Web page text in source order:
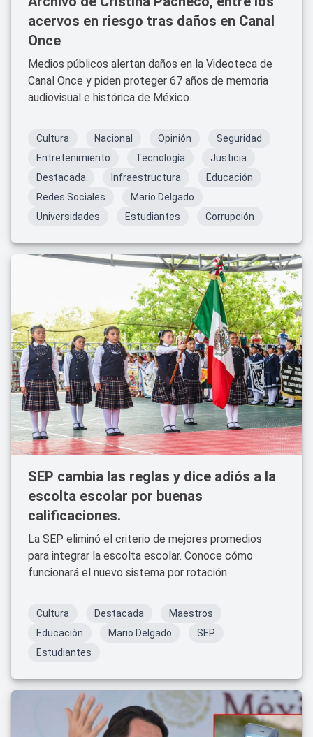
acervos en riesgo tras daños en Canal
Once
Medios públicos alertan daños en la Videoteca de
Canal Once y piden proteger 67 años de memoria
audiovisual e histórica de México.
Cultura Nacional Opinión
Seguridad
Entretenimiento
Tecnología
Justicia
Destacada
Infraestructura
Educación
Redes Sociales
Mario Delgado
Universidades
Estudiantes Corrupción
SEP cambia las reglas y dice adiós a la
escolta escolar por buenas
calificaciones.
La SEP eliminó el criterio de mejores promedios
para integrar la escolta escolar. Conoce cómo
funcionará el nuevo sistema por rotación.
Cultura Destacada
Maestros
Educación
Mario Delgado
SEP
Estudiantes